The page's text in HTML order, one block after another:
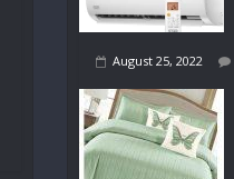
August 25, 2022